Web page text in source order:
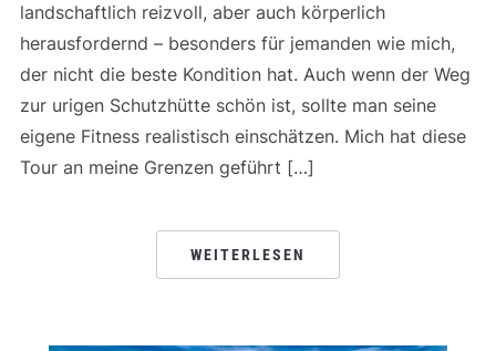
landschaftlich reizvoll, aber auch körperlich
herausfordernd – besonders für jemanden wie mich,
der nicht die beste Kondition hat. Auch wenn der Weg
zur urigen Schutzhütte schön ist, sollte man seine
eigene Fitness realistisch einschätzen. Mich hat diese
Tour an meine Grenzen geführt […]
WEITERLESEN